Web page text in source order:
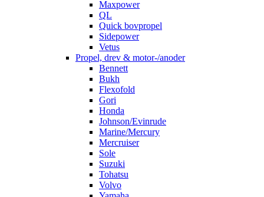
Maxpower
QL
Quick bovpropel
Sidepower
Vetus
Propel, drev & motor-/anoder
Bennett
Bukh
Flexofold
Gori
Honda
Johnson/Evinrude
Marine/Mercury
Mercruiser
Sole
Suzuki
Tohatsu
Volvo